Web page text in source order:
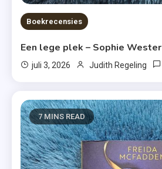
Boekrecensies
Een lege plek – Sophie Wester
juli 3, 2026 Judith Regeling
7 MINS READ